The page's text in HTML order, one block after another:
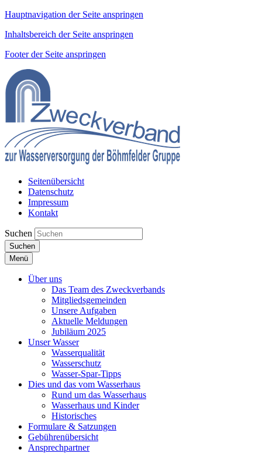
Hauptnavigation der Seite anspringen
Inhaltsbereich der Seite anspringen
Footer der Seite anspringen
Seitenübersicht
Datenschutz
Impressum
Kontakt
Suchen
Suchen
Menü
Über uns
Das Team des Zweckverbands
Mitgliedsgemeinden
Unsere Aufgaben
Aktuelle Meldungen
Jubiläum 2025
Unser Wasser
Wasserqualität
Wasserschutz
Wasser-Spar-Tipps
Dies und das vom Wasserhaus
Rund um das Wasserhaus
Wasserhaus und Kinder
Historisches
Formulare & Satzungen
Gebührenübersicht
Ansprechpartner